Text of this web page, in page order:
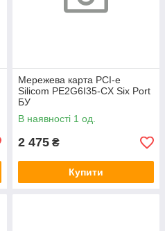
Мережева карта PCI-e
Silicom PE2G6I35-CX Six Port
БУ
В наявності 1 од.
2 475 ₴
Купити